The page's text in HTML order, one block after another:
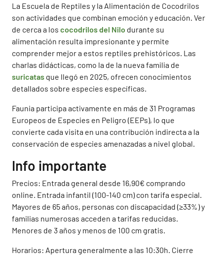
La Escuela de Reptiles y la Alimentación de Cocodrilos
son actividades que combinan emoción y educación. Ver
de cerca a los cocodrilos del Nilo durante su
alimentación resulta impresionante y permite
comprender mejor a estos reptiles prehistóricos. Las
charlas didácticas, como la de la nueva familia de
suricatas que llegó en 2025, ofrecen conocimientos
detallados sobre especies específicas.
Faunia participa activamente en más de 31 Programas
Europeos de Especies en Peligro (EEPs), lo que
convierte cada visita en una contribución indirecta a la
conservación de especies amenazadas a nivel global.
Info importante
Precios: Entrada general desde 16,90€ comprando
online. Entrada infantil (100-140 cm) con tarifa especial.
Mayores de 65 años, personas con discapacidad (≥33%) y
familias numerosas acceden a tarifas reducidas.
Menores de 3 años y menos de 100 cm gratis.
Horarios: Apertura generalmente a las 10:30h. Cierre